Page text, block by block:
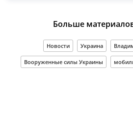
Больше
Новости Украина
Вооруженные силы Украины